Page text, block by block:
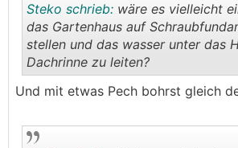
..
Steko schrieb: wäre es vielleicht
das Gartenhaus auf
stellen und das wasser unter das
Dachrinne zu leiten?
Und mit etwas Pech bohrst gleich